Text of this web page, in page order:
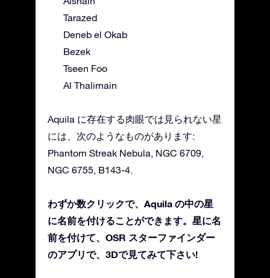
Tarazed
Deneb el Okab
Bezek
Tseen Foo
Al Thalimain
Aquila に存在する肉眼では見られない星
には、次のようなものがあります:
Phantom Streak Nebula, NGC 6709,
NGC 6755, B143-4.
わずか数クリックで、Aquila の中の星
に名前を付けることができます。星に名
前を付けて、OSR スターファインダー
のアプリで、3Dで見てみて下さい!